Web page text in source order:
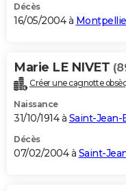
Décès
16/05/2004 à
Marie LE NIVET
Créer une cagnotte
Naissance
31/10/1914 à Saint-Jean-
Décès
07/02/2004 à Saint-